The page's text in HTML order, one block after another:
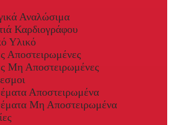
Αναλώσιμα
Καρδιογράφου
Υλικό
Αποστειρωμένες
Μη Αποστειρωμένες
Αποστειρωμένα
Μη Αποστειρωμένα